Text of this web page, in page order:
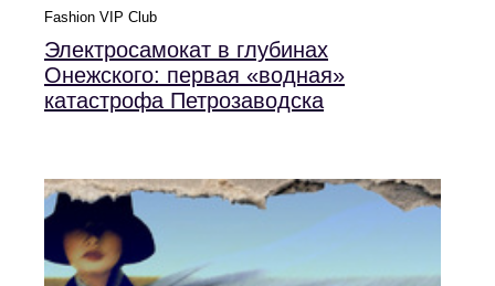
Fashion VIP Club
Электросамокат в глубинах
Онежского: первая «водная»
катастрофа Петрозаводска